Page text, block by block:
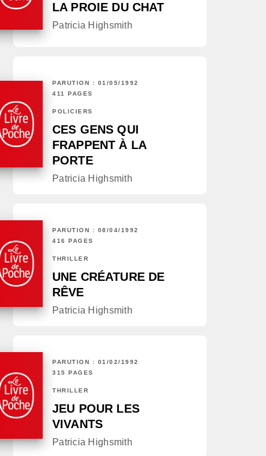
LA PROIE DU CHAT
Patricia Highsmith
PARUTION : 01/05/1992
411 PAGES
POLICIERS
CES GENS QUI
FRAPPENT À LA
PORTE
Patricia Highsmith
PARUTION : 08/04/1992
416 PAGES
THRILLER
UNE CRÉATURE DE
RÊVE
Patricia Highsmith
PARUTION : 01/02/1992
315 PAGES
THRILLER
JEU POUR LES
VIVANTS
Patricia Highsmith